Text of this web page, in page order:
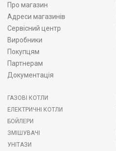
Про магазин
Адреси магазинів
Сервісний центр
Виробники
Покупцям
Партнерам
Документація
ГАЗОВІ КОТЛИ
ЕЛЕКТРИЧНІ КОТЛИ
БОЙЛЕРИ
ЗМІШУВАЧІ
УНІТАЗИ